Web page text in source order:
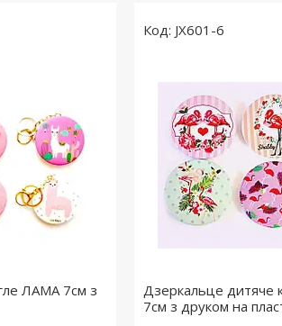
ЛАМА 7см з
JX601-6
Дзеркальце дитяче
7см з друком на